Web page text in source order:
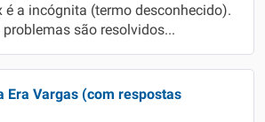
é a incógnita (termo desconhecido).
são resolvidos...
Era Vargas (com respostas